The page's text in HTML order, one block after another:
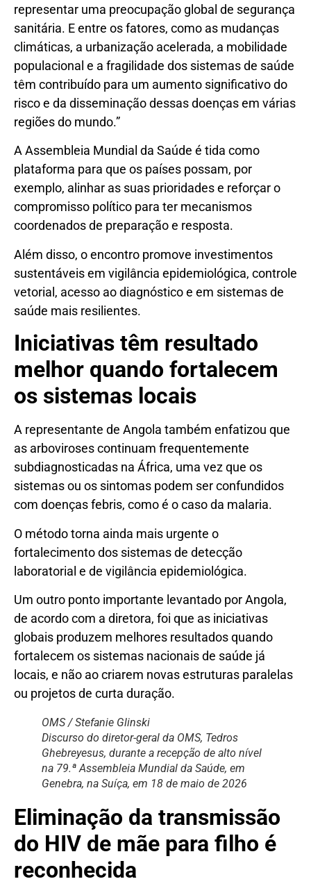
representar uma preocupação global de segurança
sanitária. E entre os fatores, como as mudanças
climáticas, a urbanização acelerada, a mobilidade
populacional e a fragilidade dos sistemas de saúde
têm contribuído para um aumento significativo do
risco e da disseminação dessas doenças em várias
regiões do mundo.”
A Assembleia Mundial da Saúde é tida como
plataforma para que os países possam, por
exemplo, alinhar as suas prioridades e reforçar o
compromisso político para ter mecanismos
coordenados de preparação e resposta.
Além disso, o encontro promove investimentos
sustentáveis em vigilância epidemiológica, controle
vetorial, acesso ao diagnóstico e em sistemas de
saúde mais resilientes.
Iniciativas têm resultado
melhor quando fortalecem
os sistemas locais
A representante de Angola também enfatizou que
as arboviroses continuam frequentemente
subdiagnosticadas na África, uma vez que os
sistemas ou os sintomas podem ser confundidos
com doenças febris, como é o caso da malaria.
O método torna ainda mais urgente o
fortalecimento dos sistemas de detecção
laboratorial e de vigilância epidemiológica.
Um outro ponto importante levantado por Angola,
de acordo com a diretora, foi que as iniciativas
globais produzem melhores resultados quando
fortalecem os sistemas nacionais de saúde já
locais, e não ao criarem novas estruturas paralelas
ou projetos de curta duração.
OMS / Stefanie Glinski
Discurso do diretor-geral da OMS, Tedros
Ghebreyesus, durante a recepção de alto nível
na 79.ª Assembleia Mundial da Saúde, em
Genebra, na Suíça, em 18 de maio de 2026
Eliminação da transmissão
do HIV de mãe para filho é
reconhecida